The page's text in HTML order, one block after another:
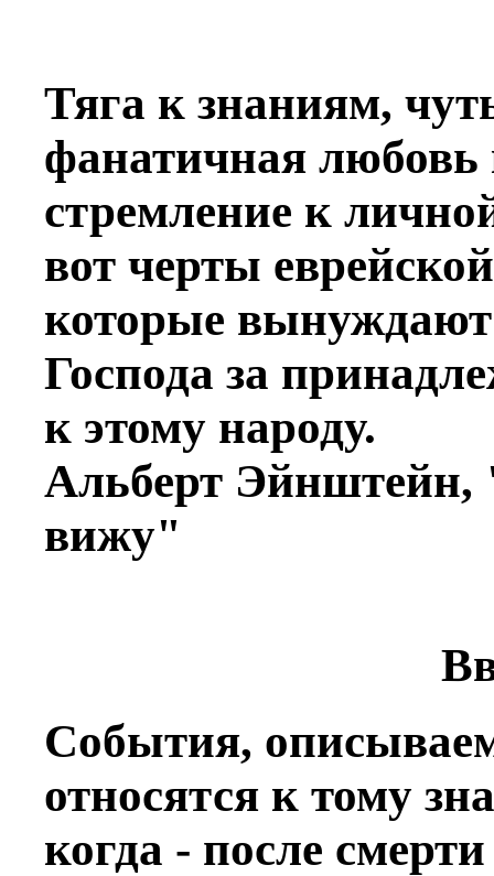
Тяга к знаниям,
фанатичная любовь
стремление к
вот черты
которые
Господа за
к этому народу.
Альберт
вижу"
События,
относятся к тому
когда - после